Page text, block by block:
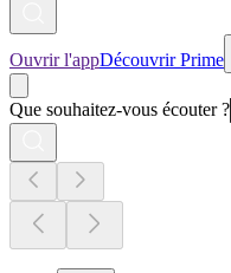
Ouvrir l'appDécouvrir Prime
Que souhaitez-vous écouter ?